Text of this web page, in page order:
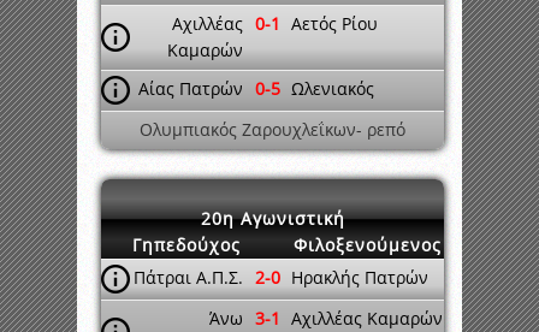
Αχιλλέας
Καμαρών
0-1 Αετός Ρίου
Αίας Πατρών 0-5 Ωλενιακός
Ολυμπιακός Ζαρουχλεΐκων- ρεπό
20η Αγωνιστική
Γηπεδούχος
Φιλοξενούμενος
Πάτραι Α.Π.Σ. 2-0 Ηρακλής Πατρών
Άνω 3-1 Αχιλλέας Καμαρών